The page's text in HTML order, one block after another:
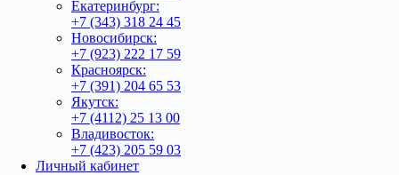
Екатеринбург:
+7 (343) 318 24 45
Новосибирск:
+7 (923) 222 17 59
Красноярск:
+7 (391) 204 65 53
Якутск:
+7 (4112) 25 13 00
Владивосток:
+7 (423) 205 59 03
Личный кабинет